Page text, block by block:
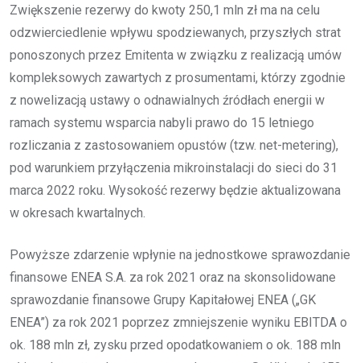
Zwiększenie rezerwy do kwoty 250,1 mln zł ma na celu
odzwierciedlenie wpływu spodziewanych, przyszłych strat
ponoszonych przez Emitenta w związku z realizacją umów
kompleksowych zawartych z prosumentami, którzy zgodnie
z nowelizacją ustawy o odnawialnych źródłach energii w
ramach systemu wsparcia nabyli prawo do 15 letniego
rozliczania z zastosowaniem opustów (tzw. net-metering),
pod warunkiem przyłączenia mikroinstalacji do sieci do 31
marca 2022 roku. Wysokość rezerwy będzie aktualizowana
w okresach kwartalnych.
Powyższe zdarzenie wpłynie na jednostkowe sprawozdanie
finansowe ENEA S.A. za rok 2021 oraz na skonsolidowane
sprawozdanie finansowe Grupy Kapitałowej ENEA („GK
ENEA”) za rok 2021 poprzez zmniejszenie wyniku EBITDA o
ok. 188 mln zł, zysku przed opodatkowaniem o ok. 188 mln